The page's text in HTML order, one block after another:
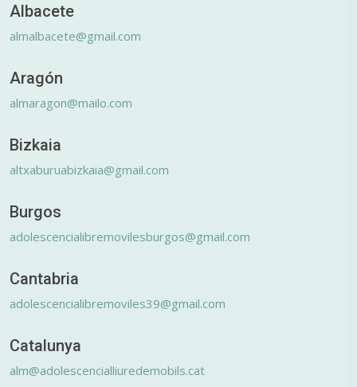
Albacete
almalbacete@gmail.com
Aragón
almaragon@mailo.com
Bizkaia
altxaburuabizkaia@gmail.com
Burgos
adolescencialibremovilesburgos@gmail.com
Cantabria
adolescencialibremoviles39@gmail.com
Catalunya
alm@adolescencialliuredemobils.cat